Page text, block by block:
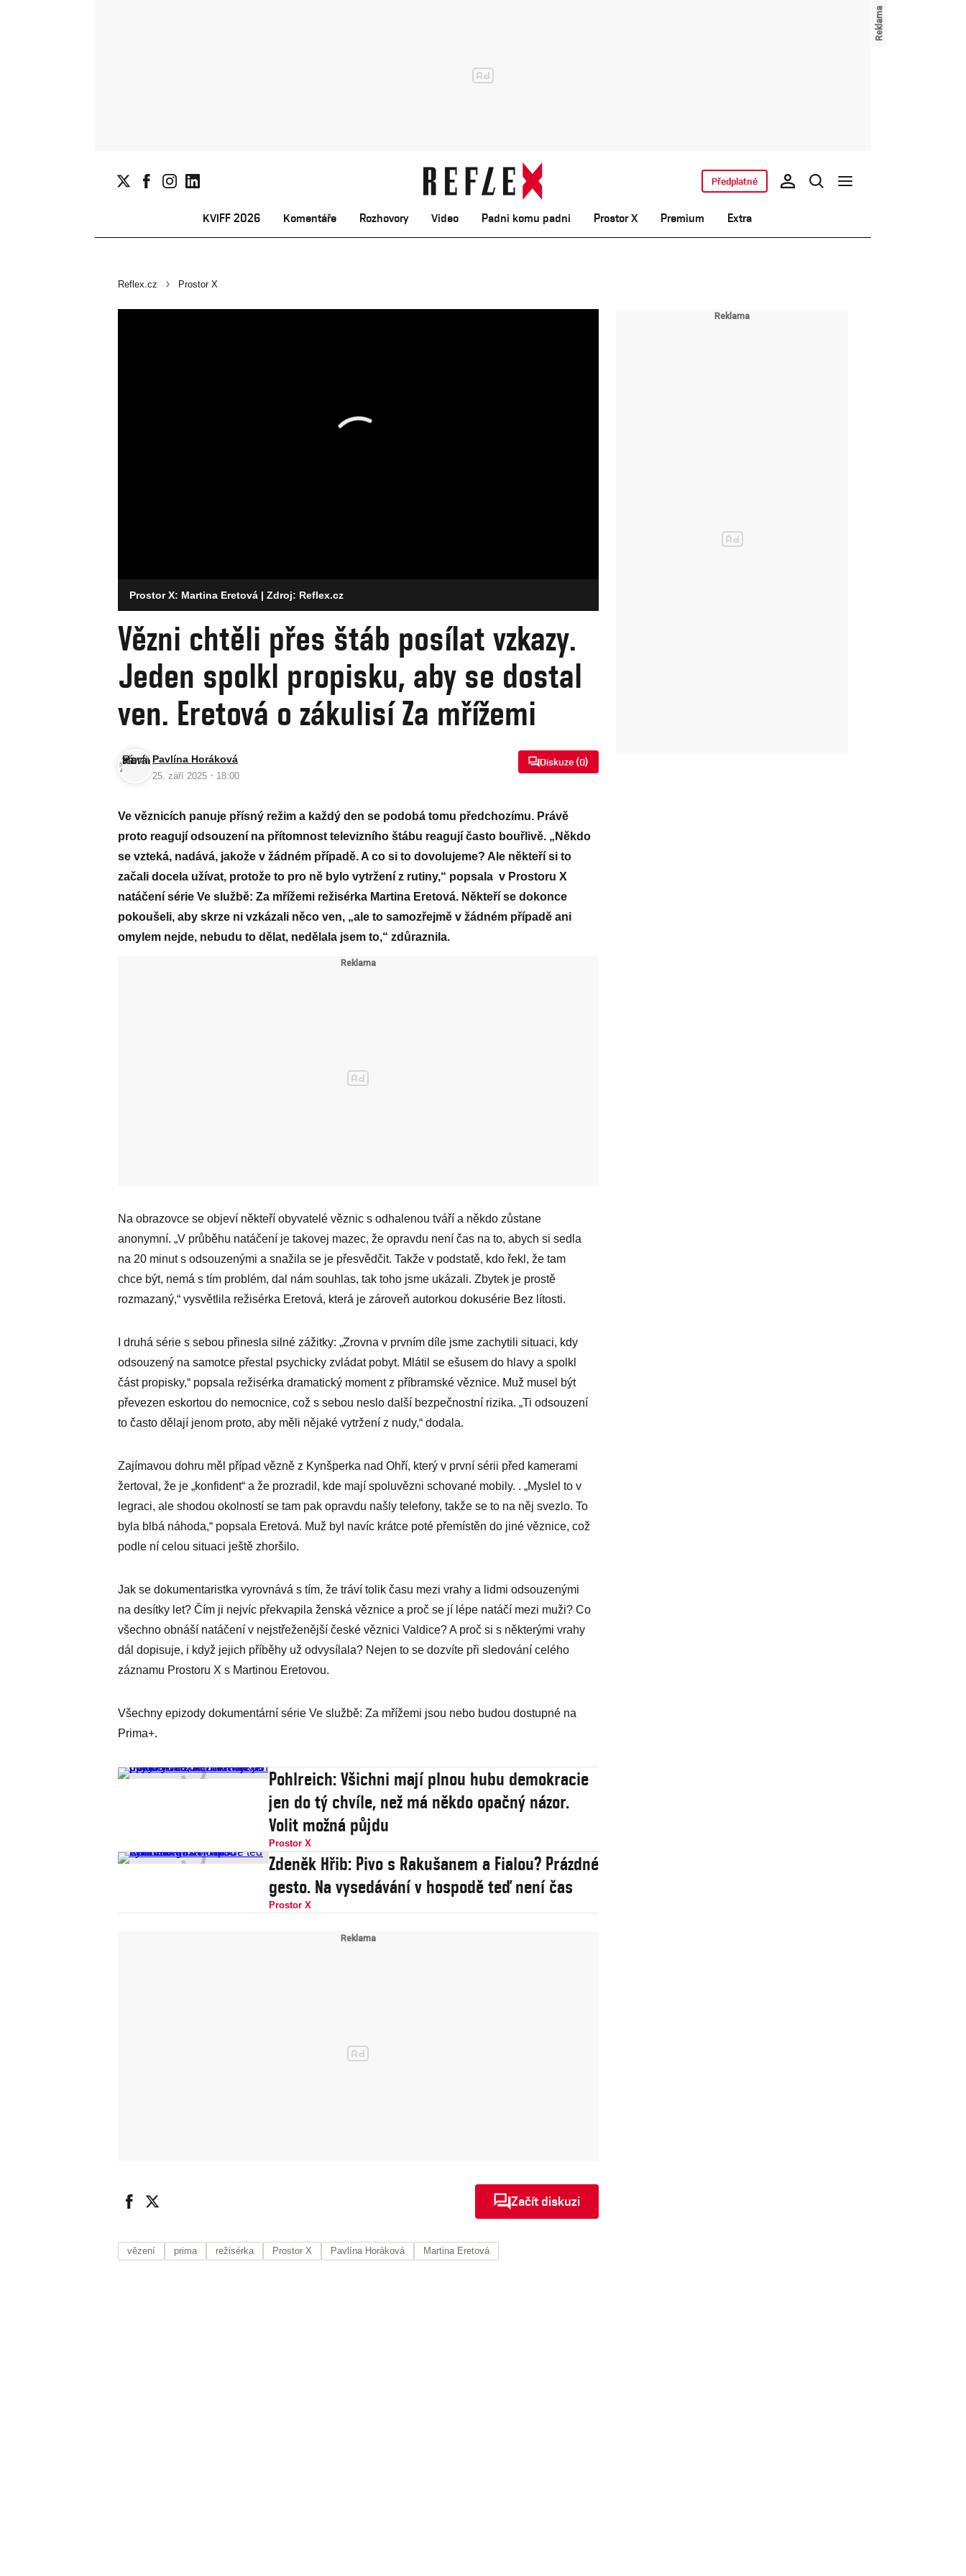
KVIFF 2026 Komentáře Rozhovory Video Padni komu padni Prostor X Premium Extra
Předplatné
Reflex.cz Prostor X
Prostor X: Martina Eretová | Zdroj: Reflex.cz
Vězni chtěli přes štáb posílat vzkazy.
Jeden spolkl propisku, aby se dostal
ven. Eretová o zákulisí Za mřížemi
Pavlína Horáková
25. září 2025 · 18:00
Diskuze (0)
Ve věznicích panuje přísný režim a každý den se podobá tomu předchozímu. Právě
proto reagují odsouzení na přítomnost televizního štábu reagují často bouřlivě. „Někdo
se vzteká, nadává, jakože v žádném případě. A co si to dovolujeme? Ale někteří si to
začali docela užívat, protože to pro ně bylo vytržení z rutiny,“ popsala v Prostoru X
natáčení série Ve službě: Za mřížemi režisérka Martina Eretová. Někteří se dokonce
pokoušeli, aby skrze ni vzkázali něco ven, „ale to samozřejmě v žádném případě ani
omylem nejde, nebudu to dělat, nedělala jsem to,“ zdůraznila.
Na obrazovce se objeví někteří obyvatelé věznic s odhalenou tváří a někdo zůstane
anonymní. „V průběhu natáčení je takovej mazec, že opravdu není čas na to, abych si sedla
na 20 minut s odsouzenými a snažila se je přesvědčit. Takže v podstatě, kdo řekl, že tam
chce být, nemá s tím problém, dal nám souhlas, tak toho jsme ukázali. Zbytek je prostě
rozmazaný,“ vysvětlila režisérka Eretová, která je zároveň autorkou dokusérie Bez lítosti.
I druhá série s sebou přinesla silné zážitky: „Zrovna v prvním díle jsme zachytili situaci, kdy
odsouzený na samotce přestal psychicky zvládat pobyt. Mlátil se ešusem do hlavy a spolkl
část propisky,“ popsala režisérka dramatický moment z příbramské věznice. Muž musel být
převezen eskortou do nemocnice, což s sebou neslo další bezpečnostní rizika. „Ti odsouzení
to často dělají jenom proto, aby měli nějaké vytržení z nudy,“ dodala.
Zajímavou dohru měl případ vězně z Kynšperka nad Ohří, který v první sérii před kamerami
žertoval, že je „konfident“ a že prozradil, kde mají spoluvězni schované mobily. . „Myslel to v
legraci, ale shodou okolností se tam pak opravdu našly telefony, takže se to na něj svezlo. To
byla blbá náhoda,“ popsala Eretová. Muž byl navíc krátce poté přemístěn do jiné věznice, což
podle ní celou situaci ještě zhoršilo.
Jak se dokumentaristka vyrovnává s tím, že tráví tolik času mezi vrahy a lidmi odsouzenými
na desítky let? Čím ji nejvíc překvapila ženská věznice a proč se jí lépe natáčí mezi muži? Co
všechno obnáší natáčení v nejstřeženější české věznici Valdice? A proč si s některými vrahy
dál dopisuje, i když jejich příběhy už odvysílala? Nejen to se dozvíte při sledování celého
záznamu Prostoru X s Martinou Eretovou.
Všechny epizody dokumentární série Ve službě: Za mřížemi jsou nebo budou dostupné na
Prima+.
Pohlreich: Všichni mají plnou hubu demokracie
jen do tý chvíle, než má někdo opačný názor.
Volit možná půjdu
Prostor X
Zdeněk Hřib: Pivo s Rakušanem a Fialou? Prázdné
gesto. Na vysedávání v hospodě teď není čas
Prostor X
Začít diskuzi
vězení prima režisérka Prostor X Pavlína Horáková Martina Eretová